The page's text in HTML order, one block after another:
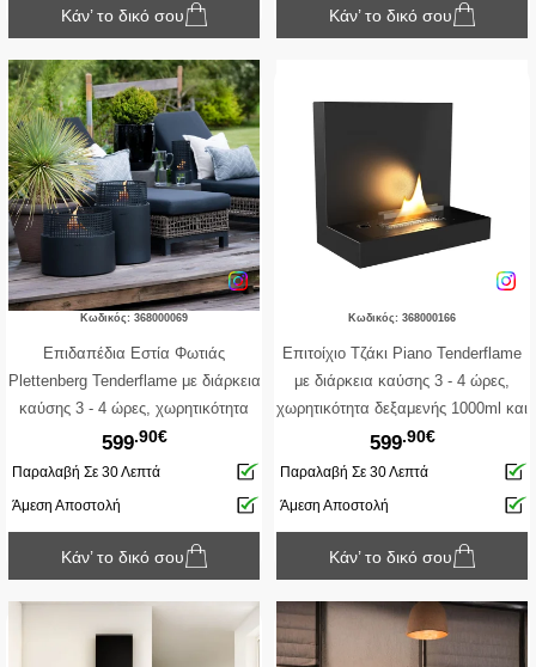
Κάν’ το δικό σου Κάν’ το δικό σου
Κωδικός: 368000069
Επιδαπέδια Εστία Φωτιάς
Plettenberg Tenderflame με διάρκεια
καύσης 3 - 4 ώρες, χωρητικότητα
δεξαμενής 1000ml και διαστάσεις
50x41cm - Black
599.90€
Παραλαβή Σε 30 Λεπτά
Άμεση Αποστολή
Κάν’ το δικό σου
Κωδικός: 368000166
Επιτοίχιο Tζάκι Piano Tenderflame
με διάρκεια καύσης 3 - 4 ώρες,
χωρητικότητα δεξαμενής 1000ml και
διαστάσεις 67x26x42cm - Black
599.90€
Παραλαβή Σε 30 Λεπτά
Άμεση Αποστολή
Κάν’ το δικό σου